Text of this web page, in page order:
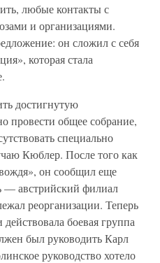
любые контакты с
и организациями.
он сложил с себя
которая стала
достигнутую
провести общее собрание,
специально
Кюблер. После того как
он сообщил еще
австрийский филиал
реорганизации. Теперь
боевая группа
был руководить Карл
руководство хотело